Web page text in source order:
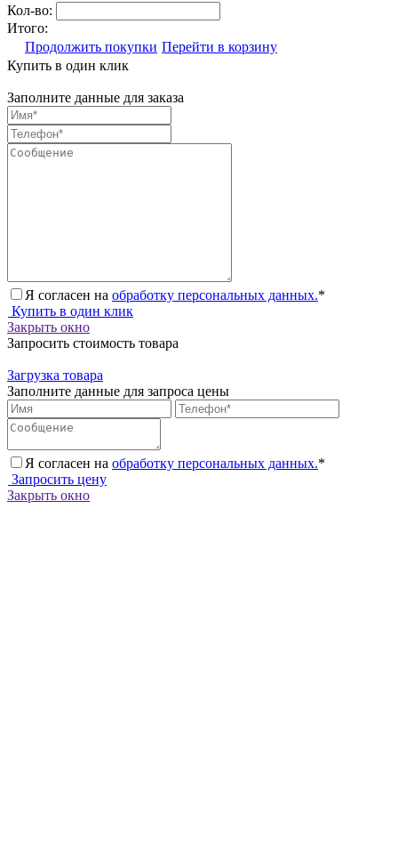
Кол-во:
Итого:
Продолжить покупки Перейти в корзину
Купить в один клик
Заполните данные для заказа
Я согласен на обработку персональных данных.*
Купить в один клик
Закрыть окно
Запросить стоимость товара
Загрузка товара
Заполните данные для запроса цены
Я согласен на обработку персональных данных.*
Запросить цену
Закрыть окно